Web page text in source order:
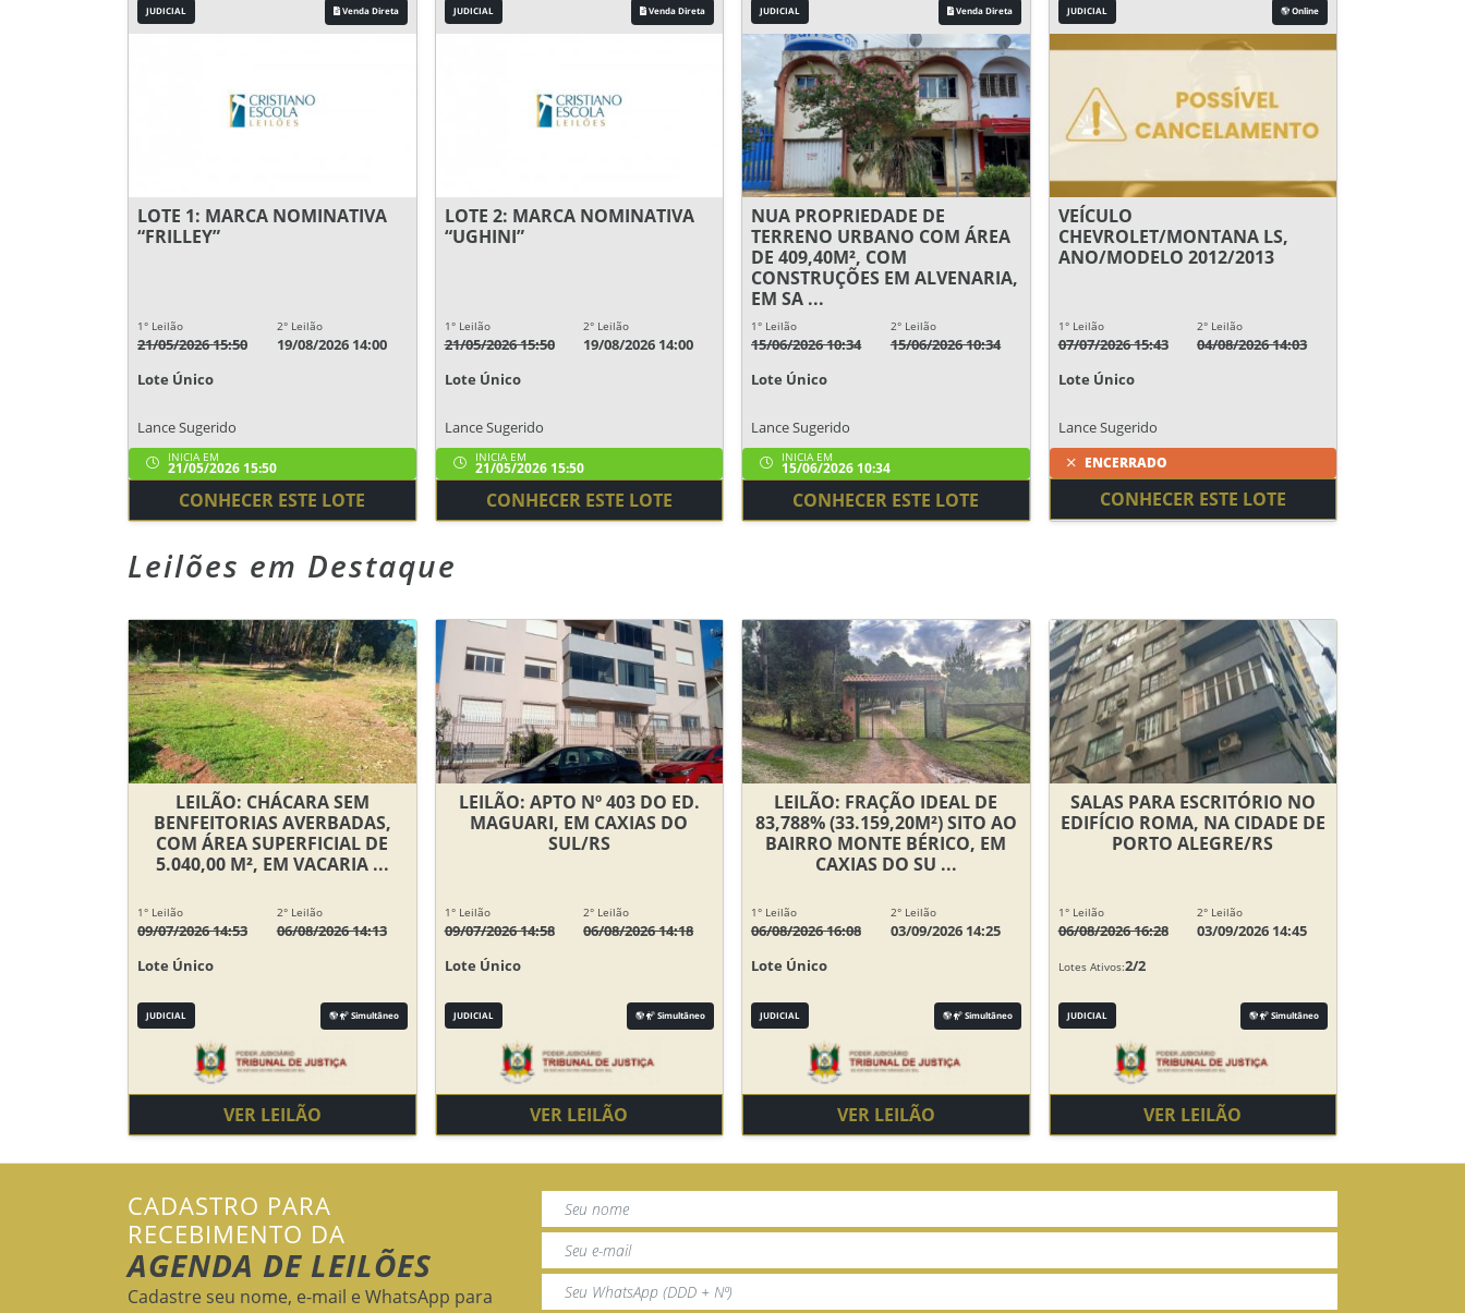
JUDICIAL Venda Direta
LOTE 1: MARCA NOMINATIVA
“FRILLEY”
1° Leilão
21/05/2026 15:50
2° Leilão
19/08/2026 14:00
Lote Único
Lance Sugerido
INICIA EM
21/05/2026 15:50
CONHECER ESTE LOTE
JUDICIAL Venda Direta
LOTE 2: MARCA NOMINATIVA
“UGHINI”
1° Leilão
21/05/2026 15:50
2° Leilão
19/08/2026 14:00
Lote Único
Lance Sugerido
INICIA EM
21/05/2026 15:50
CONHECER ESTE LOTE
JUDICIAL Venda Direta
NUA PROPRIEDADE DE
TERRENO URBANO COM ÁREA
DE 409,40M², COM
CONSTRUÇÕES EM ALVENARIA,
EM SA ...
1° Leilão
15/06/2026 10:34
2° Leilão
15/06/2026 10:34
Lote Único
Lance Sugerido
INICIA EM
15/06/2026 10:34
CONHECER ESTE LOTE
JUDICIAL Online
VEÍCULO
CHEVROLET/MONTANA LS,
ANO/MODELO 2012/2013
1° Leilão
07/07/2026 15:43
2° Leilão
04/08/2026 14:03
Lote Único
Lance Sugerido
ENCERRADO
CONHECER ESTE LOTE
Leilões em Destaque
LEILÃO: CHÁCARA SEM
BENFEITORIAS AVERBADAS,
COM ÁREA SUPERFICIAL DE
5.040,00 M², EM VACARIA ...
1° Leilão
09/07/2026 14:53
2° Leilão
06/08/2026 14:13
Lote Único
JUDICIAL Simultâneo
VER LEILÃO
LEILÃO: APTO Nº 403 DO ED.
MAGUARI, EM CAXIAS DO
SUL/RS
1° Leilão
09/07/2026 14:58
2° Leilão
06/08/2026 14:18
Lote Único
JUDICIAL Simultâneo
VER LEILÃO
LEILÃO: FRAÇÃO IDEAL DE
83,788% (33.159,20M²) SITO AO
BAIRRO MONTE BÉRICO, EM
CAXIAS DO SU ...
1° Leilão
06/08/2026 16:08
2° Leilão
03/09/2026 14:25
Lote Único
JUDICIAL Simultâneo
VER LEILÃO
SALAS PARA ESCRITÓRIO NO
EDIFÍCIO ROMA, NA CIDADE DE
PORTO ALEGRE/RS
1° Leilão
06/08/2026 16:28
2° Leilão
03/09/2026 14:45
Lotes Ativos:2/2
JUDICIAL Simultâneo
VER LEILÃO
CADASTRO PARA
RECEBIMENTO DA
AGENDA DE LEILÕES
Cadastre seu nome, e-mail e WhatsApp para